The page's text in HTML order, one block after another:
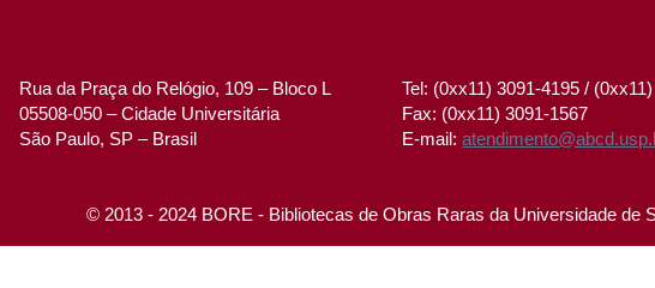
Rua da Praça do Relógio, 109 – Bloco L
05508-050 – Cidade Universitária
São Paulo, SP – Brasil
Tel: (0xx11) 3091-4195 /
Fax: (0xx11) 3091-1567
E-mail:
© 2013 - 2024 BORE - Bibliotecas de Obras Raras da Universidade de